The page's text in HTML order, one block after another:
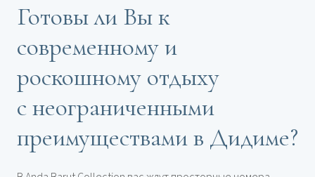
Готовы ли Вы к
современному и
роскошному отдыху
с неограниченными
преимуществами в Дидиме?